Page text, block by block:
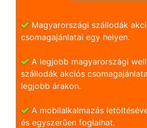
Magyarországi szállodák
csomagajánlatai egy helyen.
A legjobb magyarországi
szállodák akciós
legjobb árakon.
A mobilalkalmazás
és egyszerũen foglalhat.